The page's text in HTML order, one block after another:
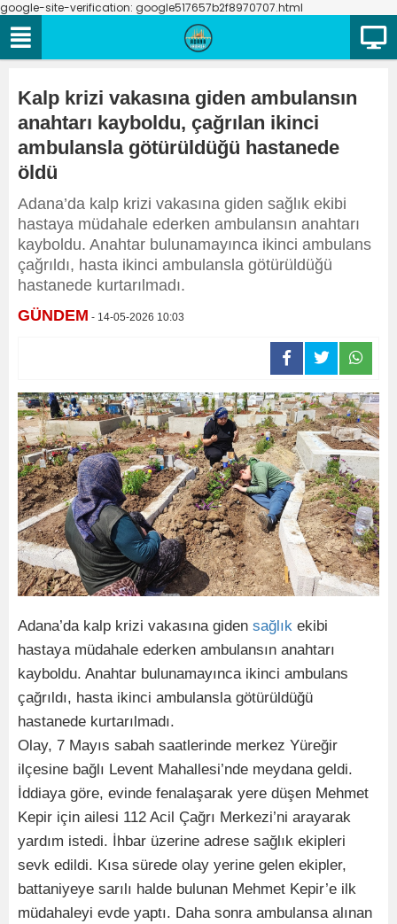
google-site-verification: google517657b2f8970707.html
Kalp krizi vakasına giden ambulansın
anahtarı kayboldu, çağrılan ikinci
ambulansla götürüldüğü hastanede
öldü
Adana’da kalp krizi vakasına giden sağlık ekibi
hastaya müdahale ederken ambulansın anahtarı
kayboldu. Anahtar bulunamayınca ikinci ambulans
çağrıldı, hasta ikinci ambulansla götürüldüğü
hastanede kurtarılmadı.
GÜNDEM - 14-05-2026 10:03
Adana’da kalp krizi vakasına giden sağlık ekibi
hastaya müdahale ederken ambulansın anahtarı
kayboldu. Anahtar bulunamayınca ikinci ambulans
çağrıldı, hasta ikinci ambulansla götürüldüğü
hastanede kurtarılmadı.
Olay, 7 Mayıs sabah saatlerinde merkez Yüreğir
ilçesine bağlı Levent Mahallesi’nde meydana geldi.
İddiaya göre, evinde fenalaşarak yere düşen Mehmet
Kepir için ailesi 112 Acil Çağrı Merkezi’ni arayarak
yardım istedi. İhbar üzerine adrese sağlık ekipleri
sevk edildi. Kısa sürede olay yerine gelen ekipler,
battaniyeye sarılı halde bulunan Mehmet Kepir’e ilk
müdahaleyi evde yaptı. Daha sonra ambulansa alınan